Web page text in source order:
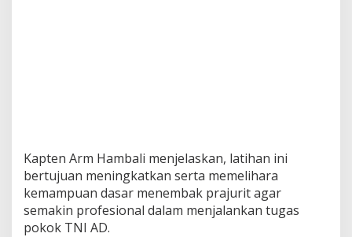
Kapten Arm Hambali menjelaskan, latihan ini
bertujuan meningkatkan serta memelihara
kemampuan dasar menembak prajurit agar
semakin profesional dalam menjalankan tugas
pokok TNI AD.